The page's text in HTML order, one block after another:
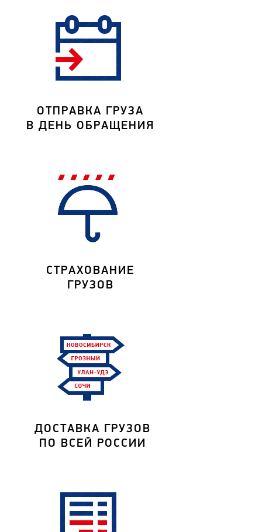
ОТПРАВКА ГРУЗА
В ДЕНЬ ОБРАЩЕНИЯ
СТРАХОВАНИЕ
ГРУЗОВ
ДОСТАВКА ГРУЗОВ
ПО ВСЕЙ РОССИИ